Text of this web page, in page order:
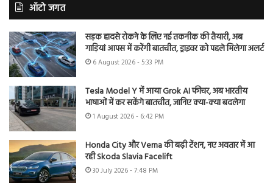
ऑटो जगत
सड़क हादसे रोकने के लिए नई तकनीक की तैयारी, अब
गाड़ियां आपस में करेंगी बातचीत, ड्राइवर को पहले मिलेगा अलर्ट
6 August 2026 - 5:33 PM
Tesla Model Y में आया Grok AI फीचर, अब भारतीय
भाषाओं में कर सकेंगे बातचीत, जानिए क्या-क्या बदलेगा
1 August 2026 - 6:42 PM
Honda City और Verna की बढ़ी टेंशन, नए अवतार में आ
रही Skoda Slavia Facelift
30 July 2026 - 7:48 PM